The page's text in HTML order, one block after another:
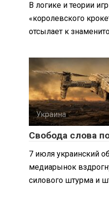
В логике и теории
«королевского
отсылает к
Украина
Свобода слова
7 июля украинский
медиарынок
силового штурма и